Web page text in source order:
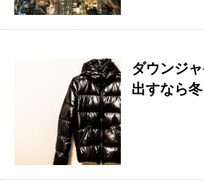
ダウンジ
出すなら